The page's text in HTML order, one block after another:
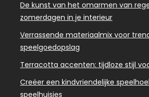
De kunst van het omarmen van
zomerdagen in je interieur
Verrassende materiaalmix voor
speelgoedopslag
Terracotta accenten: tijdloze stijl
Creëer een kindvriendelijke
speelhuisjes